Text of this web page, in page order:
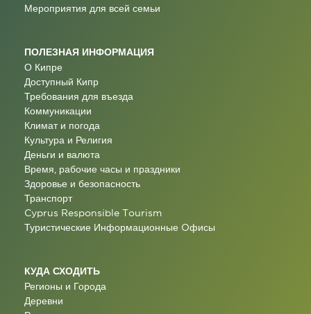
Мероприятия для всей семьи
ПОЛЕЗНАЯ ИНФОРМАЦИЯ
О Кипре
Доступный Кипр
Требования для въезда
Коммуникации
Климат и погода
Культура и Религия
Деньги и валюта
Время, рабочие часы и праздники
Здоровье и безопасность
Транспорт
Cyprus Responsible Tourism
Туристические Информационные Oфисы
КУДА СХОДИТЬ
Регионы и Города
Деревни